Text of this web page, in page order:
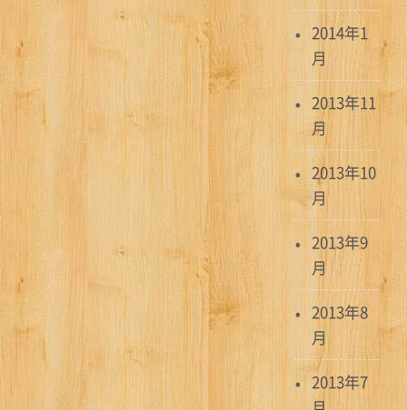
2014年1
月
2013年11
月
2013年10
月
2013年9
月
2013年8
月
2013年7